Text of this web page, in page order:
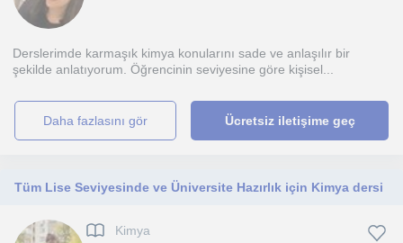
Derslerimde karmaşık kimya konularını sade ve anlaşılır bir
şekilde anlatıyorum. Öğrencinin seviyesine göre kişisel...
daha fazlasını gör Ücretsiz iletişime geç
Tüm Lise Seviyesinde ve Üniversite Hazırlık için Kimya dersi
Kimya